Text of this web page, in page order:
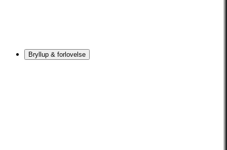
Bryllup & forlovelse